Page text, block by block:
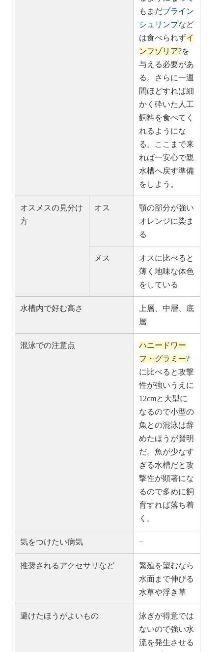
もまだブライン
シュリンプなど
は食べられずイ
ンフゾリア?を
与える必要があ
る。さらに一週
間ほどすれば細
かく砕いた人工
飼料を食べてく
れるようにな
る。ここまで来
れば一安心で親
水槽へ戻す準備
をしよう。
オスメスの見分け
方
オス
顎の部分が強い
オレンジに染ま
る
メス
オスに比べると
薄く地味な体色
をしている
水槽内で好む高さ
上層、中層、底
層
混泳での注意点
ハニードワー
フ・グラミー?
に比べると攻撃
性が強いうえに
12cmと大型に
なるので小型の
魚との混泳は辞
めたほうが賢明
だ。魚が少なす
ぎる水槽だと攻
撃性が顕著にな
るので多めに飼
育すれば落ち着
く。
気をつけたい病気 −
推奨されるアクセサリなど
繁殖を望むなら
水面まで伸びる
水草や浮き草
避けたほうがよいもの
泳ぎが得意では
ないので強い水
流を発生させる